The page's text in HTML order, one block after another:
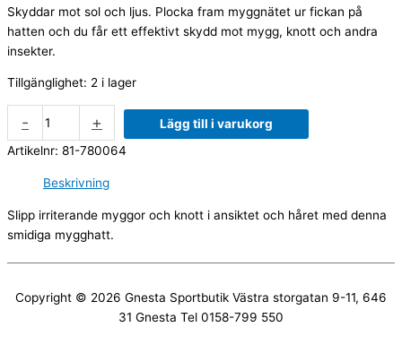
Skyddar mot sol och ljus. Plocka fram myggnätet ur fickan på
hatten och du får ett effektivt skydd mot mygg, knott och andra
insekter.
Tillgänglighet: 2 i lager
- +
Lägg till i varukorg
Artikelnr: 81-780064
Beskrivning
Slipp irriterande myggor och knott i ansiktet och håret med denna
smidiga mygghatt.
Copyright © 2026 Gnesta Sportbutik Västra storgatan 9-11, 646
31 Gnesta Tel 0158-799 550